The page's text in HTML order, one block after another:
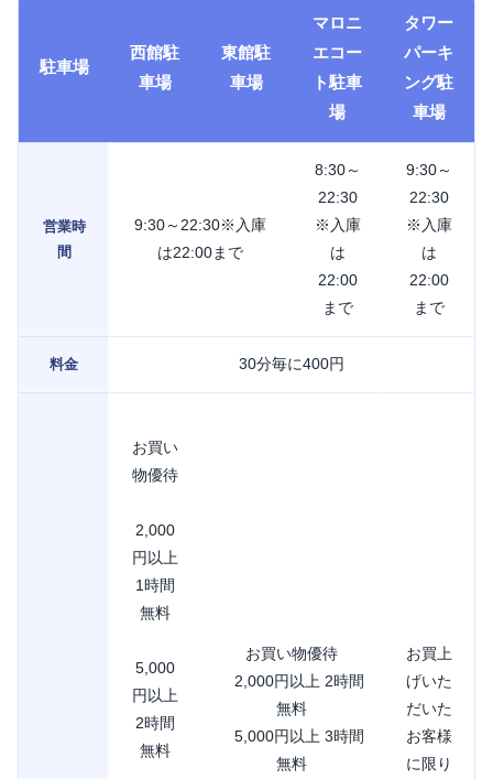
駐車場
西館駐
車場
東館駐
車場
マロニ
エコー
ト駐車
場
タワー
パーキ
ング駐
車場
営業時
間
9:30～22:30※入庫
は22:00まで
8:30～
22:30
※入庫
は
22:00
まで
9:30～
22:30
※入庫
は
22:00
まで
料金 30分毎に400円
お買い
物優待
2,000
円以上
1時間
無料
5,000
円以上
2時間
無料
お買い物優待
2,000円以上 2時間
無料
5,000円以上 3時間
無料
お買上
げいた
だいた
お客様
に限り